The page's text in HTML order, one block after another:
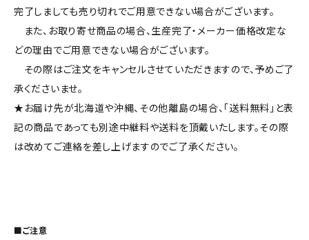
完了しましても売り切れでご用意できない場合がございます。
また、お取り寄せ商品の場合、生産完了・メーカー価格改定な
どの理由でご用意できない場合がございます。
その際はご注文をキャンセルさせていただきますので、予めご了
承くださいませ。
★お届け先が北海道や沖縄、その他離島の場合、「送料無料」と表
記の商品であっても別途中継料や送料を頂戴いたします。その際
は改めてご連絡を差し上げますのでご了承ください。
■ご注意